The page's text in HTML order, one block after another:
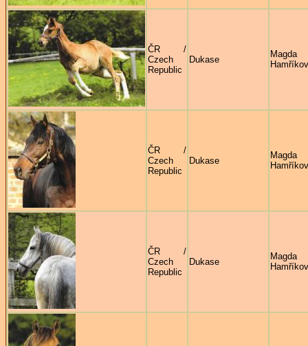
ČR /
Czech
Republic
Dukase
Magda
ČR /
Czech
Republic
Dukase
Magda
ČR /
Czech
Republic
Dukase
Magda